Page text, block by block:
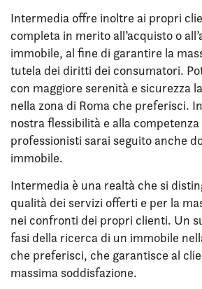
Intermedia offre inoltre ai propri
completa in merito all’acquisto o
immobile, al fine di garantire la
tutela dei diritti dei consumatori.
con maggiore serenità e sicurezza
nella zona di Roma che preferisci.
nostra flessibilità e alla
professionisti sarai seguito anche
immobile.
Intermedia è una realtà che si
qualità dei servizi offerti e per la
nei confronti dei propri clienti. Un
fasi della ricerca di un immobile
che preferisci, che garantisce al
massima soddisfazione.